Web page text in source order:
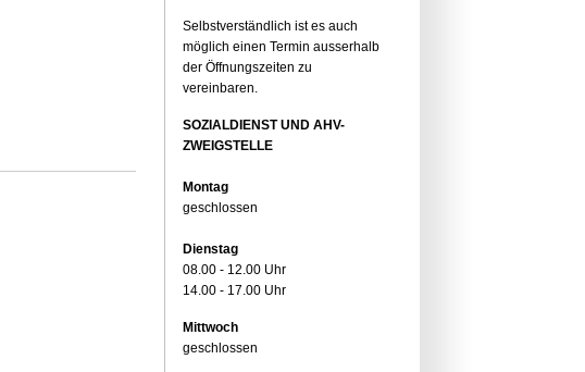
Selbstverständlich ist es auch
möglich einen Termin ausserhalb
der Öffnungszeiten zu
vereinbaren.
SOZIALDIENST UND AHV-
ZWEIGSTELLE
Montag
geschlossen
Dienstag
08.00 - 12.00 Uhr
14.00 - 17.00 Uhr
Mittwoch
geschlossen